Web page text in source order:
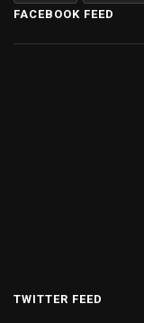
FACEBOOK FEED
TWITTER FEED